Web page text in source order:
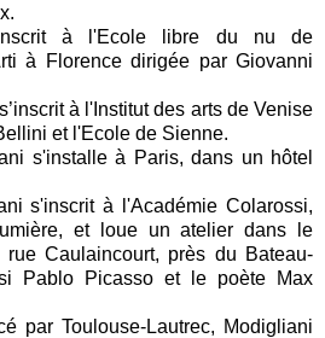
à l'Ecole libre du nu de
à Florence dirigée par Giovanni
à l'Institut des arts de Venise
et l'Ecole de Sienne.
s'installe à Paris, dans un hôtel
s'inscrit à l'Académie Colarossi,
et loue un atelier dans le
rue Caulaincourt, près du Bateau-
Pablo Picasso et le poète Max
par Toulouse-Lautrec, Modigliani